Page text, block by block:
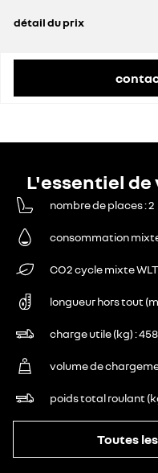
détail du prix
L'essentiel de
nombre de places 2
consommation
CO2 cycle mixte
longueur hors tout
charge utile (kg)
volume de
poids total roulant
Toutes